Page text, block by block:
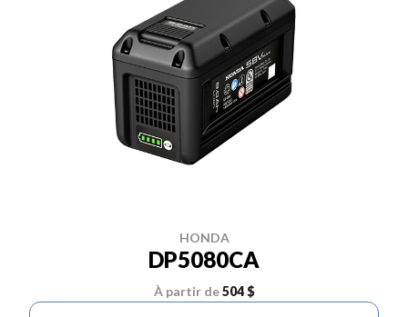
HONDA
DP5080CA
À partir de 504 $